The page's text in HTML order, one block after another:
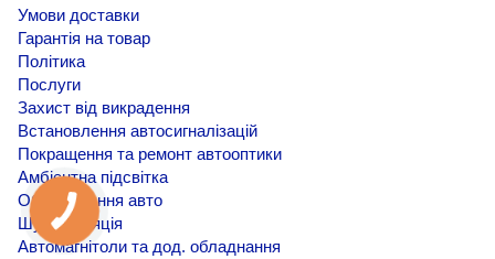
Умови доставки
Гарантія на товар
Політика
Послуги
Захист від викрадення
Встановлення автосигналізацій
Покращення та ремонт автооптики
Амбієнтна підсвітка
Обклеювання авто
Шумоізоляція
Автомагнітоли та дод. обладнання